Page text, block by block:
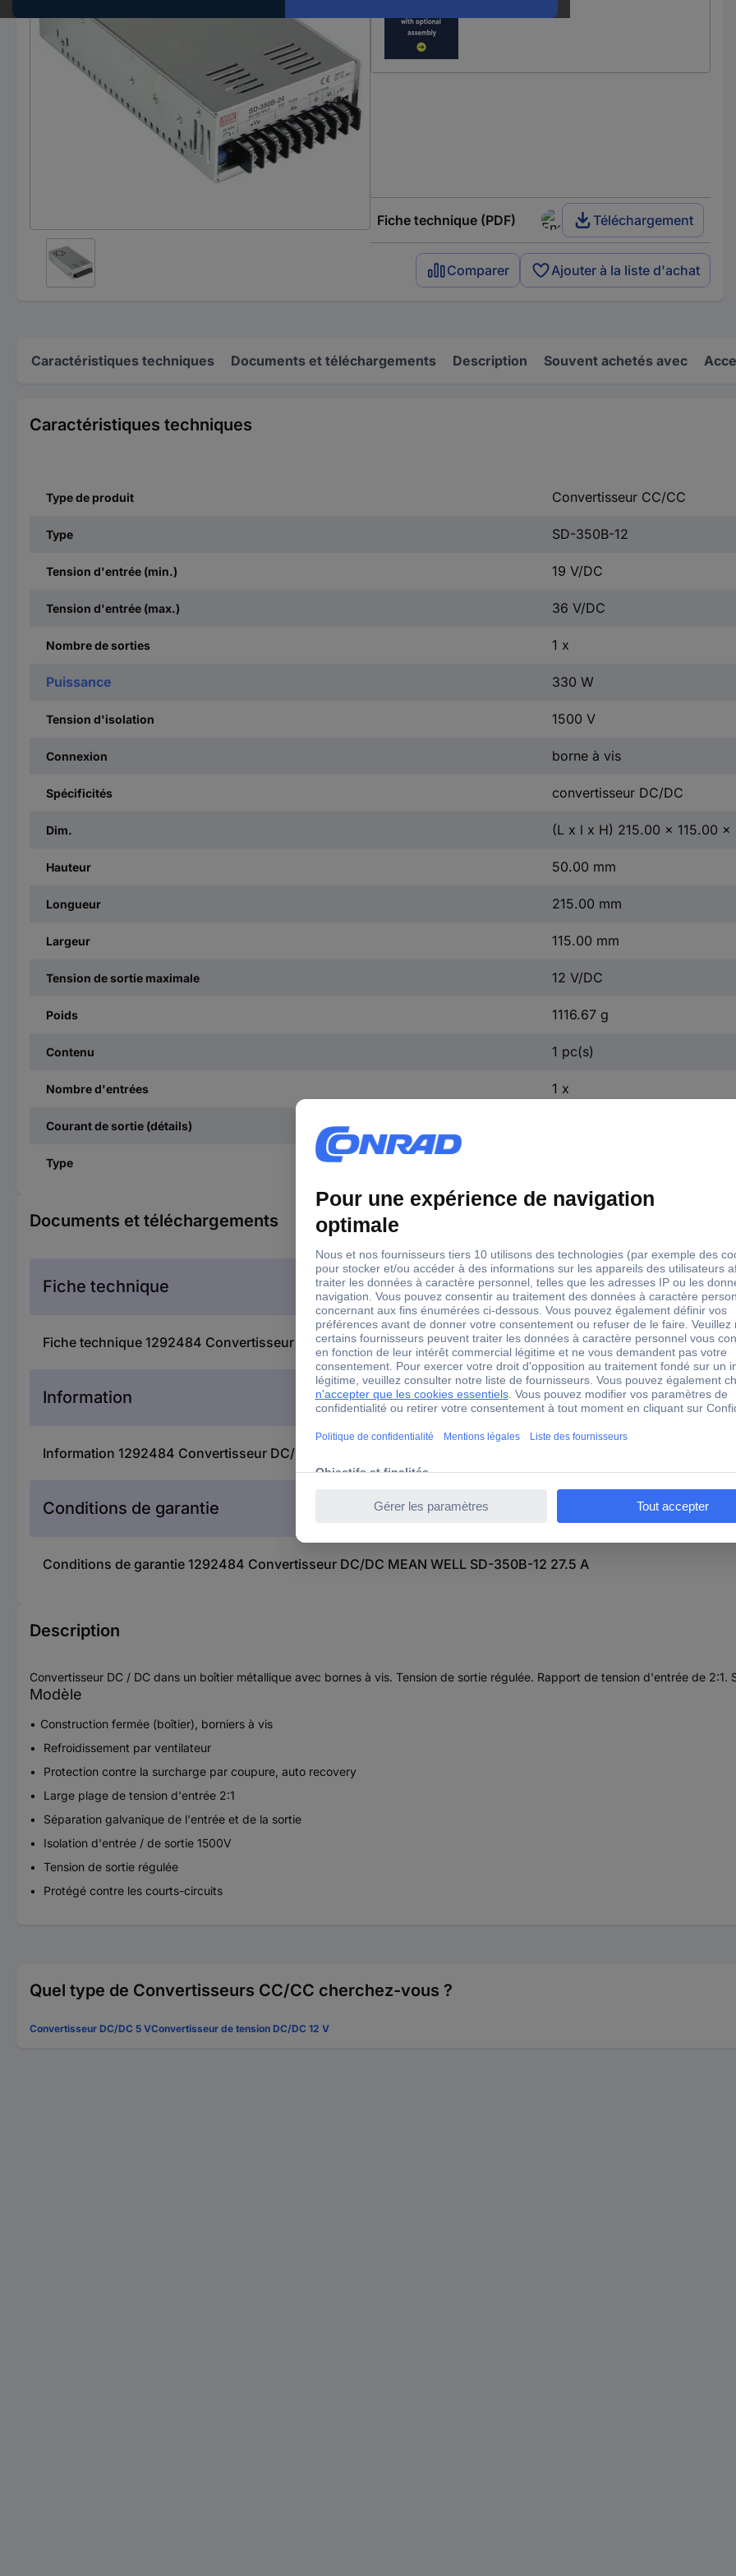
Fiche technique (PDF) Téléchargement
Comparer Ajouter à la liste d'achat
Caractéristiques techniques Documents et téléchargements Description Souvent achetés avec
Caractéristiques techniques
Type de produit Convertisseur CC/CC
Type SD-350B-12
Tension d'entrée (min.) 19 V/DC
Tension d'entrée (max.) 36 V/DC
Nombre de sorties 1 x
Puissance 330 W
Tension d'isolation 1500 V
Connexion borne à vis
Spécificités convertisseur DC/DC
Dim. (L x l x H) 215.00 x 115.00 x
Hauteur 50.00 mm
Longueur 215.00 mm
Largeur 115.00 mm
Tension de sortie maximale 12 V/DC
Poids 1116.67 g
Contenu 1 pc(s)
Nombre d'entrées 1 x
Courant de sortie (détails)
Type
Documents et téléchargements
Fiche technique
Fiche technique 1292484 Convertisseur DC/DC MEAN WELL SD-350B-12 27.5 A
Information
Information 1292484 Convertisseur DC/DC MEAN WELL SD-350B-12 27.5 A
Conditions de garantie
Conditions de garantie 1292484 Convertisseur DC/DC MEAN WELL SD-350B-12 27.5 A
Description
Convertisseur DC / DC dans un boîtier métallique avec bornes à vis. Tension de sortie régulée. Rapport de tension d'entrée de 2:1.
Modèle
Construction fermée (boîtier), borniers à vis
Refroidissement par ventilateur
Protection contre la surcharge par coupure, auto recovery
Large plage de tension d'entrée 2:1
Séparation galvanique de l'entrée et de la sortie
Isolation d'entrée / de sortie 1500V
Tension de sortie régulée
Protégé contre les courts-circuits
Quel type de Convertisseurs CC/CC cherchez-vous ?
Convertisseur DC/DC 5 VConvertisseur de tension DC/DC 12 V